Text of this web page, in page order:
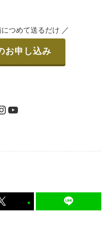
認 / 入金
ます。買取金額にご納
即日の入金が可能で
つめて送るだけ ／
お申し込み
ラムユーチューブ